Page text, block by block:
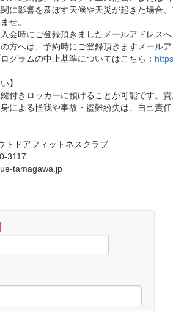
に影響を及ぼす天候や天災が起きた場合
せ。
会時にご登録頂きましたメールアドレス
方へは、予約時にご登録頂きますメール
グラムの中止基準についてはこちら：
】
鍵付きロッカーに預けることが可能です。
身による怪我や事故・盗難紛失は、自己責
トドアフィットネスクラブ
3117
tamagawa.jp